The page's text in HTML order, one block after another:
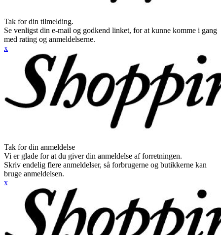
Tak for din tilmelding.
Se venligst din e-mail og godkend linket, for at kunne komme i gang
med rating og anmeldelserne.
x
Tak for din anmeldelse
Vi er glade for at du giver din anmeldelse af forretningen.
Skriv endelig flere anmeldelser, så forbrugerne og butikkerne kan
bruge anmeldelsen.
x